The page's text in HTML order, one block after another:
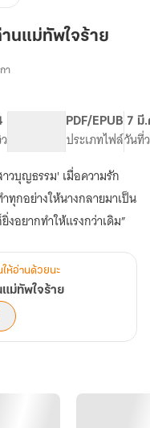
นแม่ทัพใจร้าย
ร
า
PDF/EPUB
ประเภทไฟล์
7 มี
วันที่
วบุญธรรม' เมื่อความรัก
ทุกอย่างให้นางกลายมาเป็น
งอยากทำให้แรงกว่าเดิม”
ห้อ่านด้วยนะ
ม่ทัพใจร้าย